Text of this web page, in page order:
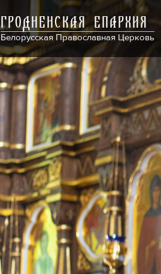
ГРОДНЕНСКАЯ ЕПАРХИЯ
Белорусская Православная Церковь